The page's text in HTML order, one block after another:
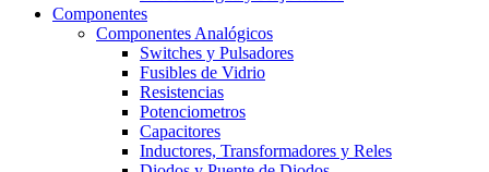
Componentes
Componentes Analógicos
Switches y Pulsadores
Fusibles de Vidrio
Resistencias
Potenciometros
Capacitores
Inductores, Transformadores y Reles